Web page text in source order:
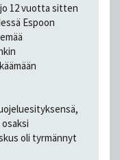
12 vuotta sitten
Espoon
oli tyrmännyt